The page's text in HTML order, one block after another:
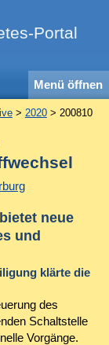
Portal
Menü öffnen
> 2020> 200810
neue
und
klärte die
des
Schaltstelle
Vorgänge.